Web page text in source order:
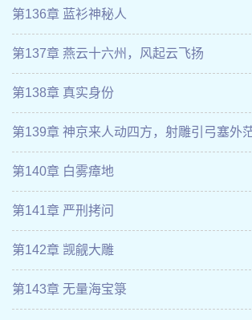
第136章 蓝衫神秘人
第137章 燕云十六州，风起云飞扬
第138章 真实身份
第139章 神京来人动四方，射雕引弓塞外
第140章 白雾瘴地
第141章 严刑拷问
第142章 觊觎大雕
第143章 无量海宝箓